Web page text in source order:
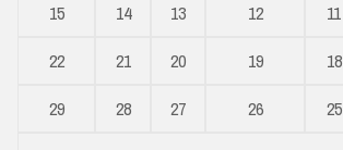
11
12
13
14
15
18
19
20
21
22
25
26
27
28
29